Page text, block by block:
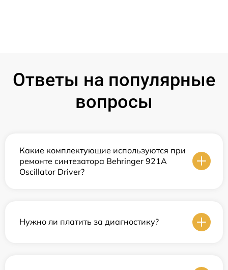
Ответы на популярные
вопросы
Какие комплектующие используются при
ремонте синтезатора Behringer 921A
Oscillator Driver?
Нужно ли платить за диагностику?